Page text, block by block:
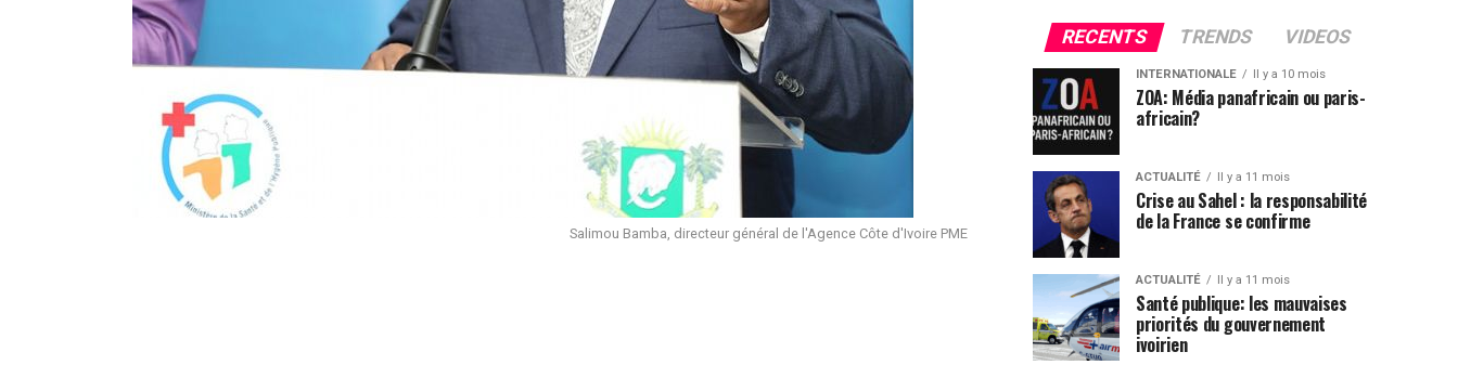
Salimou Bamba, directeur général de l'Agence Côte d'Ivoire PME
RECENTS TRENDS VIDEOS
INTERNATIONALE Il y a 10 mois
ZOA: Média panafricain ou paris-
africain?
ACTUALITÉ Il y a 11 mois
Crise au Sahel : la responsabilité
de la France se confirme
ACTUALITÉ Il y a 11 mois
Santé publique: les mauvaises
priorités du gouvernement
ivoirien